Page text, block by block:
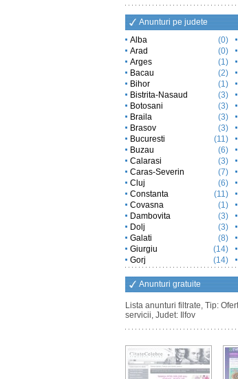
Anunturi pe judete
Alba
(0)
Arad
(0)
Arges
(1)
Bacau
(2)
Bihor
(1)
Bistrita-Nasaud
(3)
Botosani
(3)
Braila
(3)
Brasov
(3)
Bucuresti
(11)
Buzau
(6)
Calarasi
(3)
Caras-Severin
(7)
Cluj
(6)
Constanta
(11)
Covasna
(1)
Dambovita
(3)
Dolj
(3)
Galati
(8)
Giurgiu
(14)
Gorj
(14)
Anunturi gratuite
Lista anunturi filtrate, Tip:
servicii, Judet: Ilfov